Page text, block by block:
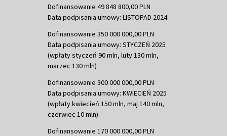
Dofinansowanie 49 848 800,00 PLN
Data podpisania umowy: LISTOPAD 2024
Dofinansowanie 350 000 000,00 PLN
Data podpisania umowy: STYCZEŃ 2025
(wpłaty styczeń 90 mln, luty 130 mln,
marzec 130 mln)
Dofinansowanie 300 000 000,00 PLN
Data podpisania umowy: KWIECIEŃ 2025
(wpłaty kwiecień 150 mln, maj 140 mln,
czerwiec 10 mln)
Dofinansowanie 170 000 000,00 PLN